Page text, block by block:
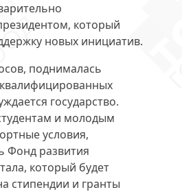
который
новых инициатив.
поднималась
государство.
и молодым
условия,
Фонд развития
который будет
стипендии и гранты